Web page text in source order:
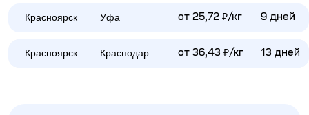
Красноярск Уфа от 25,72 ₽/кг 9 дней
Красноярск Краснодар от 36,43 ₽/кг 13 дней